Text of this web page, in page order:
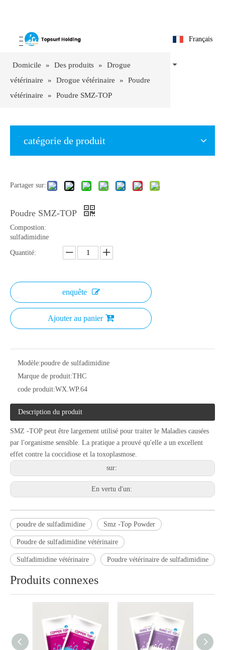
Français
Domicile » Des produits »
Drogue
vétérinaire
» Drogue vétérinaire »
Poudre
vétérinaire
» Poudre SMZ-TOP
catégorie de produit
Partager sur:
Poudre SMZ-TOP
Compostion:
sulfadimidine
Quantité:
enquête
Ajouter au panier
Modèle:poudre de sulfadimidine
Marque de produit:THC
code produit:WX.WP.64
Description du produit
SMZ -TOP peut être largement utilisé pour traiter le Maladies causées
par l'organisme sensible. La pratique a prouvé qu'elle a un excellent
effet contre la coccidiose et la toxoplasmose.
sur:
En vertu d'un:
poudre de sulfadimidine Smz -Top Powder
Poudre de sulfadimidine vétérinaire
Sulfadimidine vétérinaire Poudre vétérinaire de sulfadimidine
Produits connexes